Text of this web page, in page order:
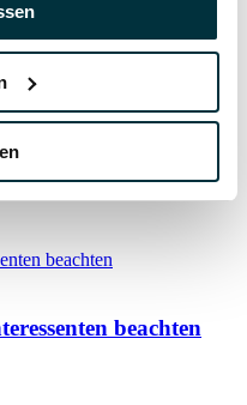
Sie wissen
beachten